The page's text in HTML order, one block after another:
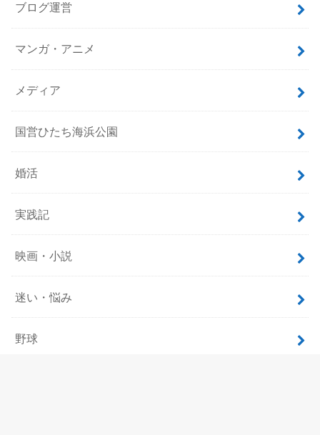
ブログ運営
マンガ・アニメ
メディア
国営ひたち海浜公園
婚活
実践記
映画・小説
迷い・悩み
野球